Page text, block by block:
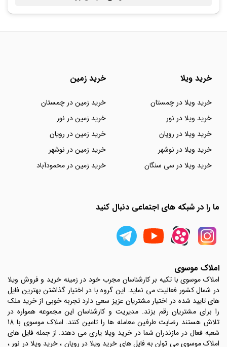
خرید ویلا
خرید ویلا در چمستان
خرید ویلا در نور
خرید ویلا در رویان
خرید ویلا در نوشهر
خرید ویلا در سی سنگان
خرید زمین
خرید زمین در چمستان
خرید زمین در نور
خرید زمین در رویان
خرید زمین در نوشهر
خرید زمین در محمودآباد
ما را در شبکه های اجتماعی دنبال کنید
املاک موسوی
املاک موسوی با تکیه بر کارشناسان مجرب خود در زمینه خرید و فروش ویلا
در شمال کشور فعالیت می نماید. این گروه با در اختیار گذاشتن بهترین فایل
های تایید شده در اختیار مشتریان عزیز سعی دارد تجربه خوبی از خرید ملک
را برای مشتریان رقم بزند. مدیریت و کارشناسان این مجموعه همواره در
تلاش هستند رضایت طرفین معامله ها را تامین کنند. املاک موسوی با 18
شعبه فعال در مازندران شما در خرید ویلا یاری می دهند. از جمله فایل های
املاک موسوی می توان به فایل های خرید ویلا در رویان ، خرید ویلا در نور ،